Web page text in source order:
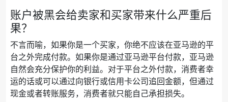
账户被黑会给卖家和买家带来什么严重后
果？
不言而喻，如果你是一个买家，你绝不应该在亚马逊的平
台之外完成付款。如果你是通过亚马逊平台付款，亚马逊
自然会充分保护你的利益。对于平台之外付款，消费者幸
运的话或可以通过向银行或信用卡公司追回金额，但通过
现金或者转账服务，消费者就只能自己承担损失。